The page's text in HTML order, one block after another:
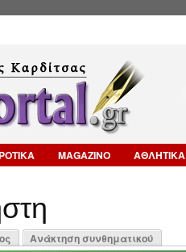
MAGAZINO ΑΘΛΗΤΙΚΑ
Ανάκτηση συνθηματικού